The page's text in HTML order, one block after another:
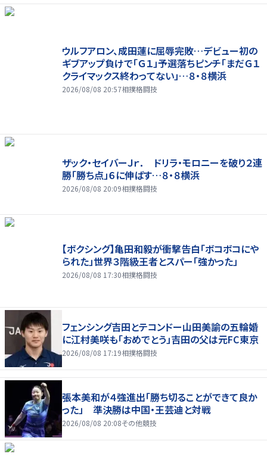
ウルフアロン、成田蓮に屈辱完敗…デビュー初の
ギブアップ負けで「Ｇ１」予選落ちピンチ「まだＧ１
クライマックス終わってない」…８・８横浜
2026/08/08 20:57相撲格闘技
ザック・セイバーＪｒ． ドリラ・モロニーを破り２連
勝「勝ち点」６に伸ばす…８・８横浜
2026/08/08 20:09相撲格闘技
【ボクシング】亀田和毅が衝撃告白「ボコボコにや
られた」世界３階級王者とスパー「強かった」
2026/08/08 17:30相撲格闘技
フェンシング吉田とテコンドー山田美諭の五輪婚
に江村美咲も「おめでとう」吉田の父は元FC東京
2026/08/08 17:19相撲格闘技
張本美和が４強進出「勝ち切ることができて良か
った」 準決勝は中国・王芸迪と対戦
2026/08/08 20:08その他競技